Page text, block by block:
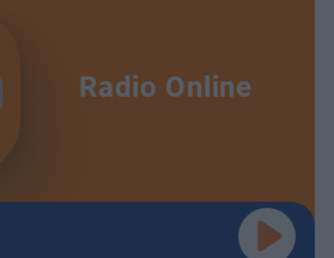
Radio Online